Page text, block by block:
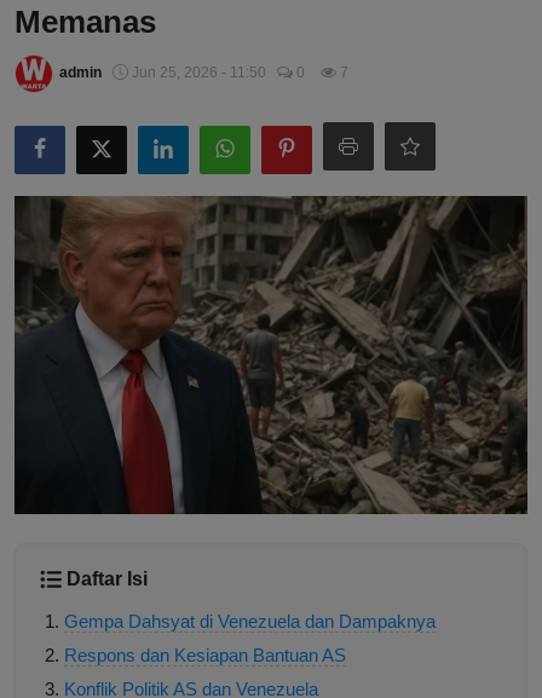
Memanas
admin Jun 25, 2026 - 11:50 0 7
Daftar Isi
Gempa Dahsyat di Venezuela dan Dampaknya
Respons dan Kesiapan Bantuan AS
Konflik Politik AS dan Venezuela